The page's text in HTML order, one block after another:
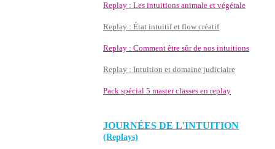
Replay : Les intuitions animale et végétale
Replay : État intuitif et flow créatif
Replay : Comment être sûr de nos intuitions
Replay : Intuition et domaine judiciaire
Pack spécial 5 master classes en replay
JOURNÉES DE L'INTUITION
(Replays)